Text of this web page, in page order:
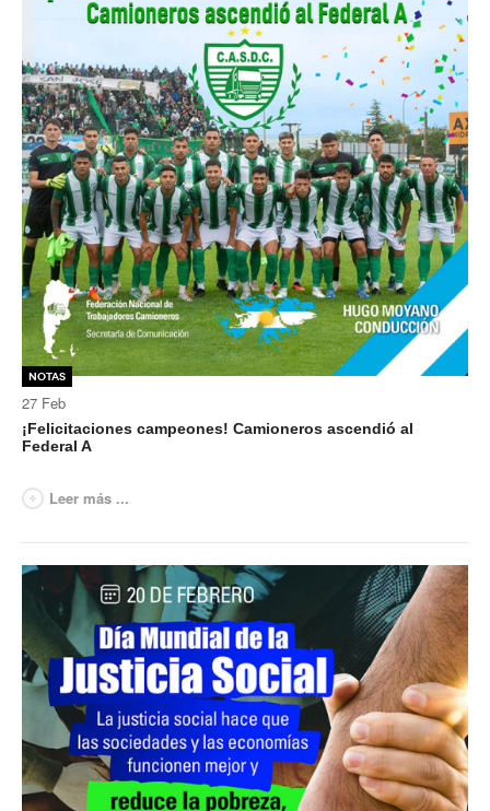
Arancel psicofísico
CCT 40/89
Actualidad
Impresión de boletas
Contacto
Contáctenos
Contacto secretarías
Contacto sindicatos
Notas
27 Feb
¡Felicitaciones campeones! Camioneros ascendió al
Federal A
Leer más ...